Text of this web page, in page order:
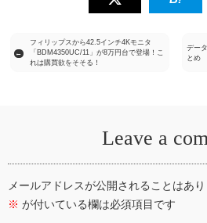
←
フィリップスから42.5インチ4Kモニタ
「BDM4350UC/11」が8万円台で登場！こ
れは購買欲をそそる！
デー
とめ
Leave a
メールアドレスが公開されることはあり
※ が付いている欄は必須項目です